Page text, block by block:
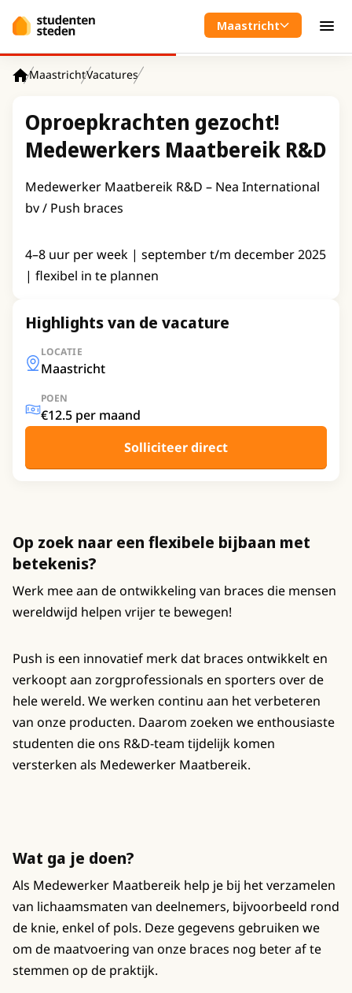
Maastricht
MaastrichtVacatures
Oproepkrachten gezocht!
Medewerkers Maatbereik R&D
Medewerker Maatbereik R&D – Nea International
bv / Push braces
4–8 uur per week | september t/m december 2025
| flexibel in te plannen
Highlights van de vacature
LOCATIE
Maastricht
POEN
€12.5 per maand
Solliciteer direct
Op zoek naar een flexibele bijbaan met
betekenis?
Werk mee aan de ontwikkeling van braces die mensen
wereldwijd helpen vrijer te bewegen!
Push is een innovatief merk dat braces ontwikkelt en
verkoopt aan zorgprofessionals en sporters over de
hele wereld. We werken continu aan het verbeteren
van onze producten. Daarom zoeken we enthousiaste
studenten die ons R&D-team tijdelijk komen
versterken als Medewerker Maatbereik.
Wat ga je doen?
Als Medewerker Maatbereik help je bij het verzamelen
van lichaamsmaten van deelnemers, bijvoorbeeld rond
de knie, enkel of pols. Deze gegevens gebruiken we
om de maatvoering van onze braces nog beter af te
stemmen op de praktijk.